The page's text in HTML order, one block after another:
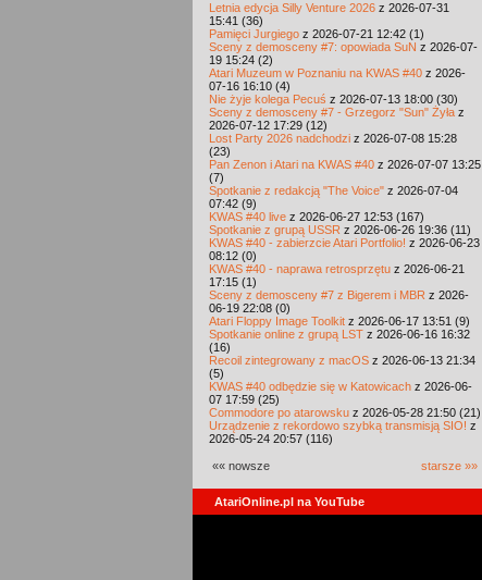
Letnia edycja Silly Venture 2026 z 2026-07-31
15:41 (36)
Pamięci Jurgiego z 2026-07-21 12:42 (1)
Sceny z demosceny #7: opowiada SuN z 2026-07-
19 15:24 (2)
Atari Muzeum w Poznaniu na KWAS #40 z 2026-
07-16 16:10 (4)
Nie żyje kolega Pecuś z 2026-07-13 18:00 (30)
Sceny z demosceny #7 - Grzegorz "Sun" Żyła z
2026-07-12 17:29 (12)
Lost Party 2026 nadchodzi z 2026-07-08 15:28
(23)
Pan Zenon i Atari na KWAS #40 z 2026-07-07 13:25
(7)
Spotkanie z redakcją "The Voice" z 2026-07-04
07:42 (9)
KWAS #40 live z 2026-06-27 12:53 (167)
Spotkanie z grupą USSR z 2026-06-26 19:36 (11)
KWAS #40 - zabierzcie Atari Portfolio! z 2026-06-23
08:12 (0)
KWAS #40 - naprawa retrosprzętu z 2026-06-21
17:15 (1)
Sceny z demosceny #7 z Bigerem i MBR z 2026-
06-19 22:08 (0)
Atari Floppy Image Toolkit z 2026-06-17 13:51 (9)
Spotkanie online z grupą LST z 2026-06-16 16:32
(16)
Recoil zintegrowany z macOS z 2026-06-13 21:34
(5)
KWAS #40 odbędzie się w Katowicach z 2026-06-
07 17:59 (25)
Commodore po atarowsku z 2026-05-28 21:50 (21)
Urządzenie z rekordowo szybką transmisją SIO! z
2026-05-24 20:57 (116)
«« nowsze starsze »»
AtariOnline.pl na YouTube